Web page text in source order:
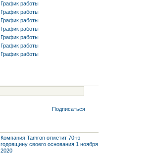
График работы
График работы
График работы
График работы
График работы
График работы
График работы
Подписаться
Компания Tamron отметит 70-ю
годовщину своего основания 1 ноября
2020